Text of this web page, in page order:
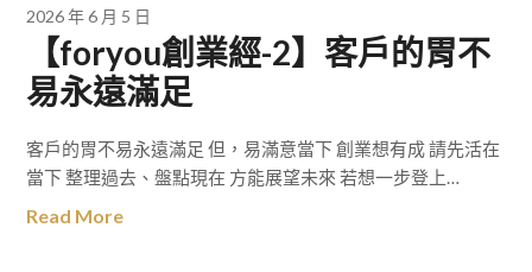
2026 年 6 月 5 日
【foryou創業經-2】客戶的胃不
易永遠滿足
客戶的胃不易永遠滿足 但，易滿意當下 創業想有成 請先活在
當下 整理過去、盤點現在 方能展望未來 若想一步登上…
Read More